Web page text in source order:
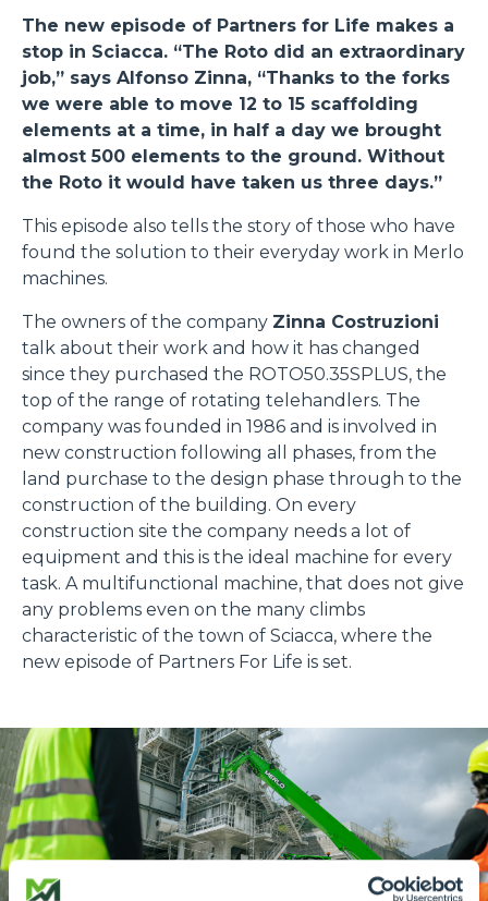
The new episode of Partners for Life makes a
stop in Sciacca. “The Roto did an extraordinary
job,” says Alfonso Zinna, “Thanks to the forks
we were able to move 12 to 15 scaffolding
elements at a time, in half a day we brought
almost 500 elements to the ground. Without
the Roto it would have taken us three days.”
This episode also tells the story of those who have
found the solution to their everyday work in Merlo
machines.
The owners of the company Zinna Costruzioni
talk about their work and how it has changed
since they purchased the ROTO50.35SPLUS, the
top of the range of rotating telehandlers. The
company was founded in 1986 and is involved in
new construction following all phases, from the
land purchase to the design phase through to the
construction of the building. On every
construction site the company needs a lot of
equipment and this is the ideal machine for every
task. A multifunctional machine, that does not give
any problems even on the many climbs
characteristic of the town of Sciacca, where the
new episode of Partners For Life is set.